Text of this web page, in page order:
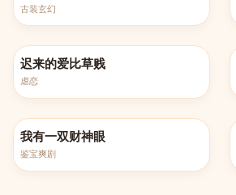
古装玄幻
迟来的爱比草贱
虐恋
我有一双财神眼
鉴宝爽剧